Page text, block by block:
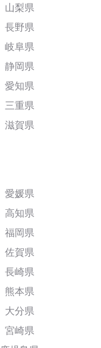
山梨県
長野県
岐阜県
静岡県
愛知県
三重県
滋賀県
愛媛県
高知県
福岡県
佐賀県
長崎県
熊本県
大分県
宮崎県